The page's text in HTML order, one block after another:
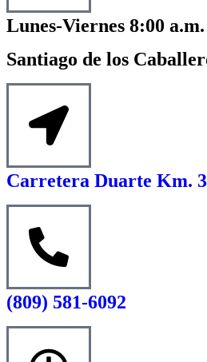
Lunes-Viernes 8:00
Santiago de los
Carretera Duarte Km.
(809) 581-6092